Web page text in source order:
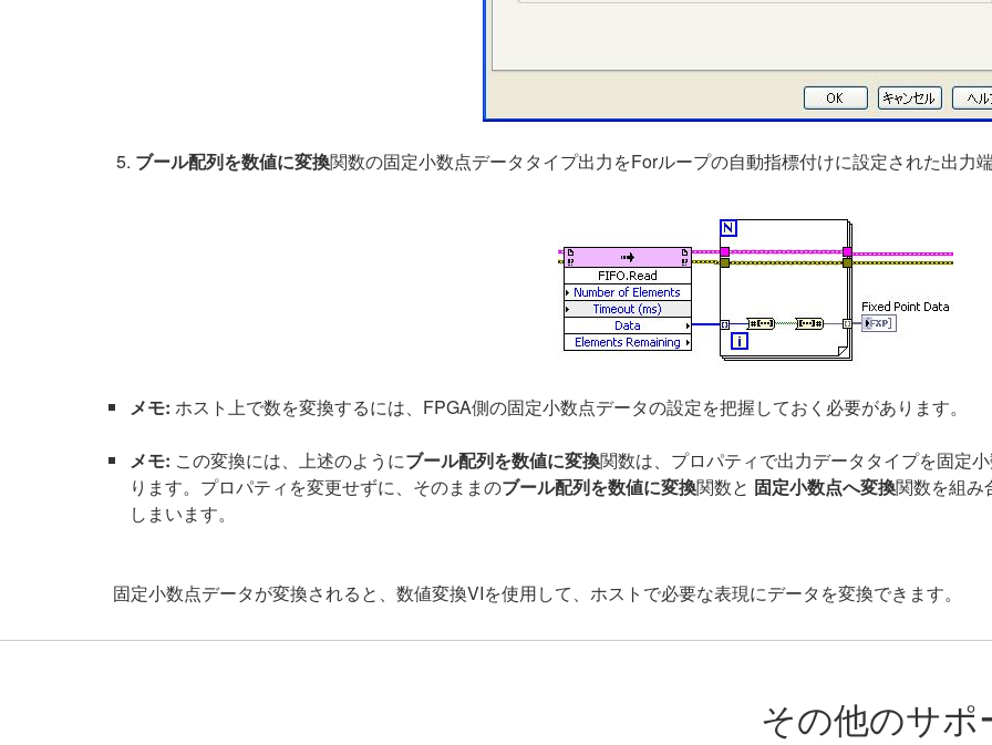
ブール配列を数値に変換関数の固定小数点データタイプ出力をForループの自動指標付けに設定された出力端
メモ: ホスト上で数を変換するには、FPGA側の固定小数点データの設定を把握しておく必要があります。
メモ: この変換には、上述のようにブール配列を数値に変換関数は、プロパティで出力データタイプを固定
ります。プロパティを変更せずに、そのままのブール配列を数値に変換関数と 固定小数点へ変換関数を組み
しまいます。
固定小数点データが変換されると、数値変換VIを使用して、ホストで必要な表現にデータを変換できます。
その他のサポ